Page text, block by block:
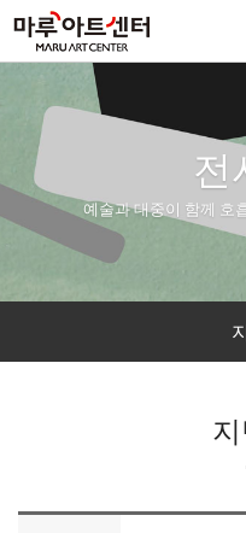
전
예술과 대중이 함께 호